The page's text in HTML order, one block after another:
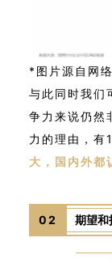
*图片源自网络
与此同时我们
争力来说仍然
力的理由，有
大，国内外都
02 期望和